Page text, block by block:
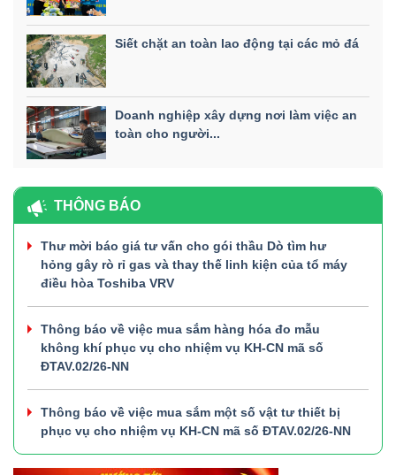
Siết chặt an toàn lao động tại các mỏ đá
Doanh nghiệp xây dựng nơi làm việc an
toàn cho người...
THÔNG BÁO
Thư mời báo giá tư vấn cho gói thầu Dò tìm hư
hỏng gây rò rỉ gas và thay thế linh kiện của tổ máy
điều hòa Toshiba VRV
Thông báo về việc mua sắm hàng hóa đo mẫu
không khí phục vụ cho nhiệm vụ KH-CN mã số
ĐTAV.02/26-NN
Thông báo về việc mua sắm một số vật tư thiết bị
phục vụ cho nhiệm vụ KH-CN mã số ĐTAV.02/26-NN